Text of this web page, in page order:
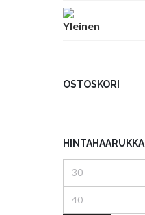
OSTOSKORI
HINTAHAARUKKA